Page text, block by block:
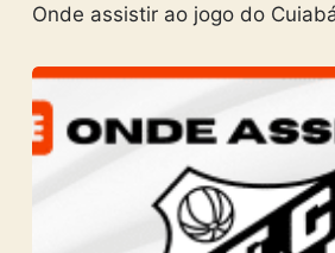
Onde assistir ao jogo do